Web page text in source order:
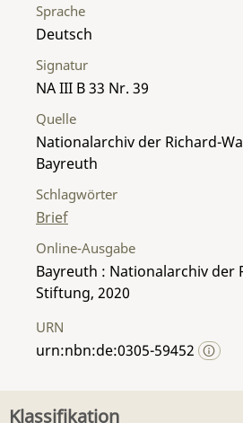
Sprache
Deutsch
Signatur
NA III B 33 Nr. 39
Quelle
Nationalarchiv der Richard-
Bayreuth
Schlagwörter
Brief
Online-Ausgabe
Bayreuth : Nationalarchiv der
Stiftung, 2020
URN
urn:nbn:de:0305-59452
Klassifikation